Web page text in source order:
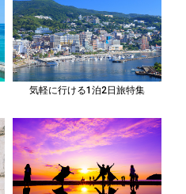
気軽に行ける1泊2日旅特集